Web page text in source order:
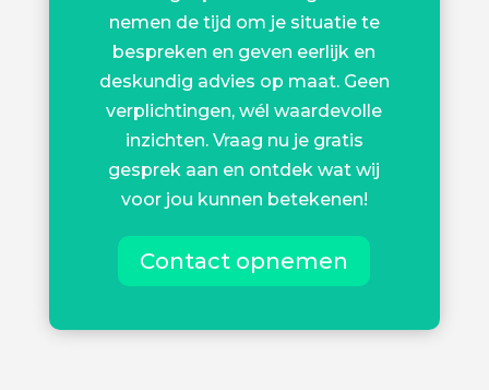
nemen de tijd om je situatie te
bespreken en geven eerlijk en
deskundig advies op maat. Geen
verplichtingen, wél waardevolle
inzichten. Vraag nu je gratis
gesprek aan en ontdek wat wij
voor jou kunnen betekenen!
Contact opnemen